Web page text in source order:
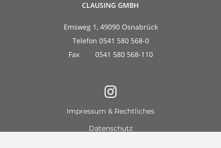
CLAUSING GMBH
Emsweg 1, 49090 Osnabrück
Telefon 0541 580 568-0
Fax 0541 580 568-110
Impressum & Rechtliches
Datenschutz